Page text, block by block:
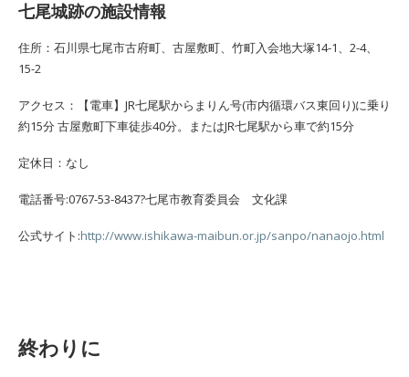
七尾城跡の施設情報
住所：石川県七尾市古府町、古屋敷町、竹町入会地大塚14-1、2-4、
15-2
アクセス：【電車】JR七尾駅からまりん号(市内循環バス東回り)に乗り
約15分 古屋敷町下車徒歩40分。またはJR七尾駅から車で約15分
定休日：なし
電話番号:0767-53-8437?七尾市教育委員会 文化課
公式サイト:http://www.ishikawa-maibun.or.jp/sanpo/nanaojo.html
終わりに